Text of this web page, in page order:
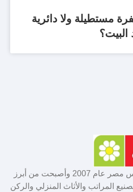
مستطيلة ولا دائرية
تأسست شركة الدورا هاوس مصر عام 2007 وأصبحت من أبرز
المراتب والأثاث المنزلي والركن